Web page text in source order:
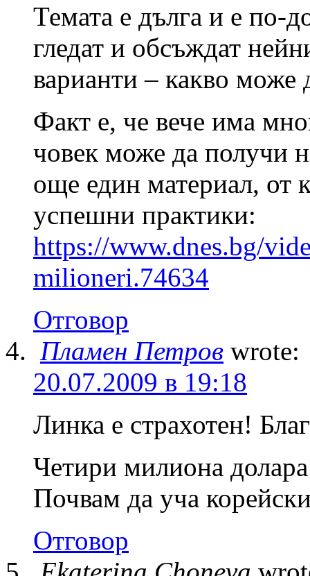
Темата е дълга и е по-
гледат и обсъждат
варианти – какво
Факт е, че вече има
човек може да получи
още един материал, от
успешни практики:
https://www.dnes.bg/
milioneri.74634
Отговор
Пламен Петров wrote:
20.07.2009 в 19:18
Линка е страхотен!
Четири милиона
Почвам да уча
Отговор